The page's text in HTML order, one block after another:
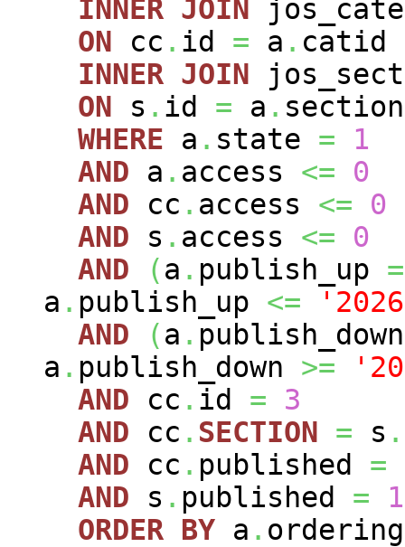
INNER JOIN
ON cc . id = a . catid
INNER JOIN
ON s . id = a .
WHERE a . state =
1
AND a . access <=
0
AND cc . access <=
0
AND s . access <=
0
AND
(a . publish_up =
a . publish_up <=
AND
(a .
a . publish_down >=
AND cc . id =
3
AND cc . SECTION = s .
AND cc . published =
AND s . published =
1
ORDER BY a . ordering